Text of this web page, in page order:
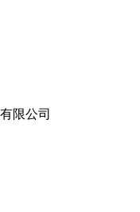
有限公司